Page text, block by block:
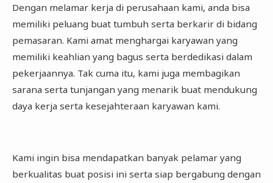
Dengan melamar kerja di perusahaan kami, anda bisa
memiliki peluang buat tumbuh serta berkarir di bidang
pemasaran. Kami amat menghargai karyawan yang
memiliki keahlian yang bagus serta berdedikasi dalam
pekerjaannya. Tak cuma itu, kami juga membagikan
sarana serta tunjangan yang menarik buat mendukung
daya kerja serta kesejahteraan karyawan kami.
Kami ingin bisa mendapatkan banyak pelamar yang
berkualitas buat posisi ini serta siap bergabung dengan